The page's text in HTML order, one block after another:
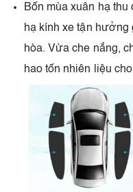
Bốn mùa xuân hạ thu
hạ kính xe tận hưởng
hòa. Vừa che nắng,
hao tốn nhiên liệu